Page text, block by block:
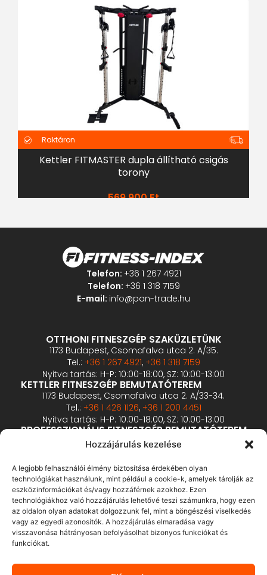
Hozzájárulás kezelése
A legjobb felhasználói élmény biztosítása érdekében olyan
technológiákat használunk, mint például a cookie-k, amelyek tárolják az
eszközinformációkat és/vagy hozzáférnek azokhoz. Ezen
technológiákhoz való hozzájárulás lehetővé teszi számunkra, hogy ezen
az oldalon olyan adatokat dolgozzunk fel, mint a böngészési viselkedés
vagy az egyedi azonosítók. A hozzájárulás elmaradása vagy
visszavonása hátrányosan befolyásolhat bizonyos funkciókat és
funkciókat.
Raktáron
Kettler FITMASTER dupla állítható csigás
torony
569 900Ft
Telefon: +36 1 267 4921
Telefon: +36 1 318 7159
E-mail: info@pan-trade.hu
OTTHONI FITNESZGÉP SZAKÜZLETÜNK
1173 Budapest, Csomafalva utca 2. A/35.
Tel.: +36 1 267 4921, +36 1 318 7159
Nyitva tartás: H-P: 10:00-18:00, SZ: 10:00-13:00
KETTLER FITNESZGÉP BEMUTATÓTEREM
1173 Budapest, Csomafalva utca 2. A/33-34.
Tel.: +36 1 426 1126, +36 1 200 4451
Nyitva tartás: H-P: 10:00-18:00, SZ: 10:00-13:00
PROFESSZIONÁLIS FITNESZGÉP BEMUTATÓTEREM
2360 Gyál, Vállalkozó u. 12.
+36 1 900 0657
Nyitva tartás: előzetes bejelentkezés alapján
ÁSZF
Adatvédelmi tájékoztató
Fizetés és szállítás
Bankkártyás fizetés tájékoztató